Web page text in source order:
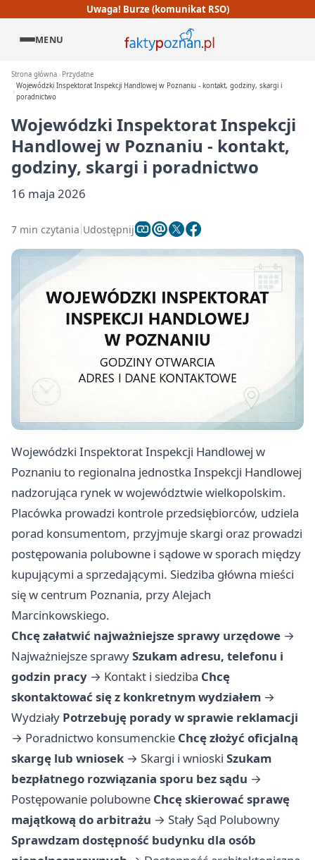
Uwaga! Burze (komunikat RSO)
MENU
Strona główna
Przydatne
Wojewódzki Inspektorat Inspekcji Handlowej w Poznaniu - kontakt, godziny, skargi i
poradnictwo
Wojewódzki Inspektorat Inspekcji
Handlowej w Poznaniu - kontakt,
godziny, skargi i poradnictwo
16 maja 2026
7 min czytania Udostępnij
Wojewódzki Inspektorat Inspekcji Handlowej w
Poznaniu to regionalna jednostka Inspekcji Handlowej
nadzorująca rynek w województwie wielkopolskim.
Placówka prowadzi kontrole przedsiębiorców, udziela
porad konsumentom, przyjmuje skargi oraz prowadzi
postępowania polubowne i sądowe w sporach między
kupującymi a sprzedającymi. Siedziba główna mieści
się w centrum Poznania, przy Alejach
Marcinkowskiego.
Chcę załatwić najważniejsze sprawy urzędowe →
Najważniejsze sprawySzukam adresu, telefonu i
godzin pracy → Kontakt i siedziba Chcę
skontaktować się z konkretnym wydziałem →
Wydziały Potrzebuję porady w sprawie reklamacji
→ Poradnictwo konsumenckie Chcę złożyć oficjalną
skargę lub wniosek → Skargi i wnioski Szukam
bezpłatnego rozwiązania sporu bez sądu →
Postępowanie polubowne Chcę skierować sprawę
majątkową do arbitrażu → Stały Sąd Polubowny
Sprawdzam dostępność budynku dla osób